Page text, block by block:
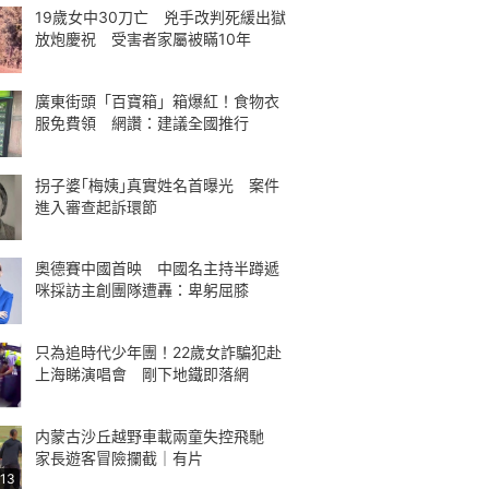
19歲女中30刀亡 兇手改判死緩出獄
放炮慶祝 受害者家屬被瞞10年
廣東街頭「百寶箱」箱爆紅！食物衣
服免費領 網讚：建議全國推行
拐子婆｢梅姨｣真實姓名首曝光 案件
進入審查起訴環節
奧德賽中國首映 中國名主持半蹲遞
咪採訪主創團隊遭轟：卑躬屈膝
只為追時代少年團！22歲女詐騙犯赴
上海睇演唱會 剛下地鐵即落網
内蒙古沙丘越野車載兩童失控飛馳
家長遊客冒險攔截｜有片